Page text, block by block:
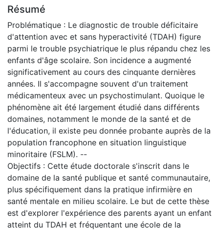
Résumé
Problématique : Le diagnostic de trouble déficitaire
d'attention avec et sans hyperactivité (TDAH) figure
parmi le trouble psychiatrique le plus répandu chez les
enfants d'âge scolaire. Son incidence a augmenté
significativement au cours des cinquante dernières
années. Il s'accompagne souvent d'un traitement
médicamenteux avec un psychostimulant. Quoique le
phénomène ait été largement étudié dans différents
domaines, notamment le monde de la santé et de
l'éducation, il existe peu donnée probante auprès de la
population francophone en situation linguistique
minoritaire (FSLM). --
Objectifs : Cette étude doctorale s'inscrit dans le
domaine de la santé publique et santé communautaire,
plus spécifiquement dans la pratique infirmière en
santé mentale en milieu scolaire. Le but de cette thèse
est d'explorer l'expérience des parents ayant un enfant
atteint du TDAH et fréquentant une école de la